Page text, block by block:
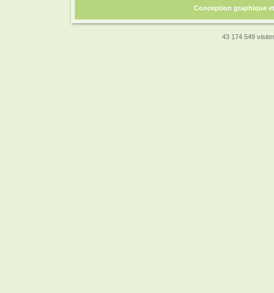
Conception graphique
43 174 549